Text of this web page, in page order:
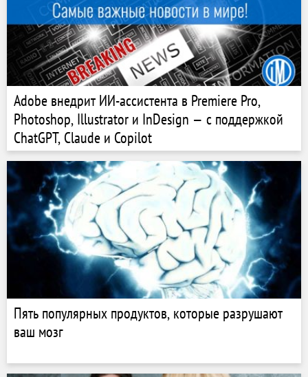
Adobe внедрит ИИ-ассистента в Premiere Pro,
Photoshop, Illustrator и InDesign — с поддержкой
ChatGPT, Claude и Copilot
Пять популярных продуктов, которые разрушают
ваш мозг